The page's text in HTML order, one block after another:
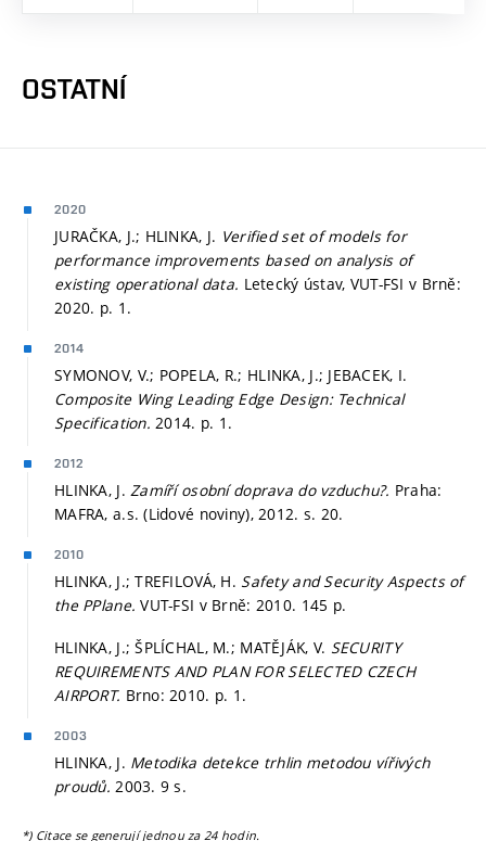
OSTATNÍ
2020
JURAČKA, J.; HLINKA, J. Verified set of models for
performance improvements based on analysis of
existing operational data. Letecký ústav, VUT-FSI v Brně:
2020. p. 1.
2014
SYMONOV, V.; POPELA, R.; HLINKA, J.; JEBACEK, I.
Composite Wing Leading Edge Design: Technical
Specification.2014. p. 1.
2012
HLINKA, J.Zamíří osobní doprava do vzduchu?. Praha:
MAFRA, a.s. (Lidové noviny), 2012. s. 20.
2010
HLINKA, J.; TREFILOVÁ, H. Safety and Security Aspects of
the PPlane.VUT-FSI v Brně: 2010. 145 p.
HLINKA, J.; ŠPLÍCHAL, M.; MATĚJÁK, V. SECURITY
REQUIREMENTS AND PLAN FOR SELECTED CZECH
AIRPORT. Brno: 2010. p. 1.
2003
HLINKA, J. Metodika detekce trhlin metodou vířivých
proudů.2003. 9 s.
*) Citace se generují jednou za 24 hodin.